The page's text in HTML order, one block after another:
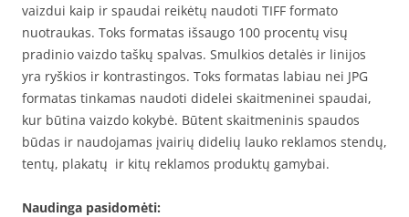
vaizdui kaip ir spaudai reikėtų naudoti TIFF formato
nuotraukas. Toks formatas išsaugo 100 procentų visų
pradinio vaizdo taškų spalvas. Smulkios detalės ir linijos
yra ryškios ir kontrastingos. Toks formatas labiau nei JPG
formatas tinkamas naudoti didelei skaitmeninei spaudai,
kur būtina vaizdo kokybė. Būtent skaitmeninis spaudos
būdas ir naudojamas įvairių didelių lauko reklamos stendų,
tentų, plakatų ir kitų reklamos produktų gamybai.
Naudinga pasidomėti: